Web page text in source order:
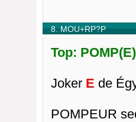
8. MOU+RP?P
Top:
Joker E de
POMPEUR